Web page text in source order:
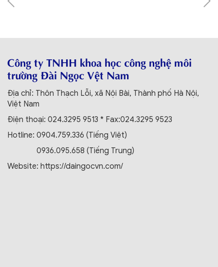
Công ty TNHH khoa học công nghệ môi
trường Đài Ngọc Vệt Nam
Địa chỉ: Thôn Thạch Lỗi, xã Nội Bài, Thành phố Hà Nội,
Việt Nam
Điện thoại: 024.3295 9513 * Fax:024.3295 9523
Hotline: 0904.759.336 (Tiếng Việt)
0936.095.658 (Tiếng Trung)
Website: https://daingocvn.com/